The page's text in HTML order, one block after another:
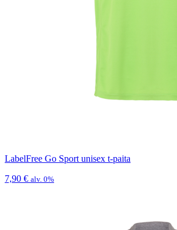
LabelFree Go Sport unisex t-paita
7,90 € alv. 0%